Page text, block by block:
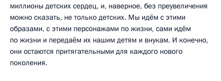
миллионы детских сердец, и, наверное, без преувеличения
можно сказать, не только детских. Мы идём с этими
образами, с этими персонажами по жизни, сами идём
по жизни и передаём их нашим детям и внукам. И конечно,
они остаются притягательными для каждого нового
поколения.